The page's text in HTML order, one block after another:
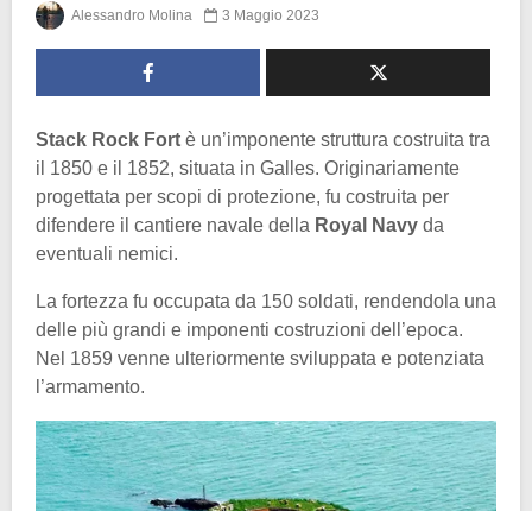
Alessandro Molina 3 Maggio 2023
Stack Rock Fort è un’imponente struttura costruita tra
il 1850 e il 1852, situata in Galles. Originariamente
progettata per scopi di protezione, fu costruita per
difendere il cantiere navale della Royal Navy da
eventuali nemici.
La fortezza fu occupata da 150 soldati, rendendola una
delle più grandi e imponenti costruzioni dell’epoca.
Nel 1859 venne ulteriormente sviluppata e potenziata
l’armamento.